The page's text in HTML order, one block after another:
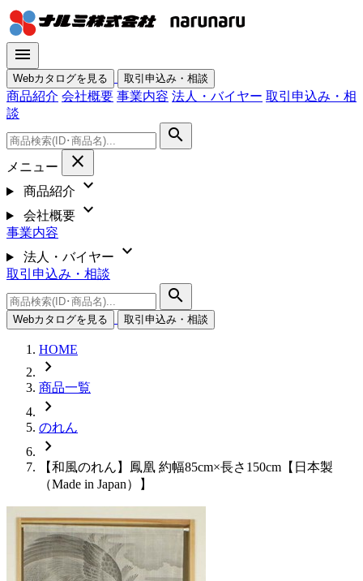
menu
Webカタログを見る 取引申込み・相談
商品紹介 会社概要 事業内容 法人・バイヤー 取引申込み・相
談
search
メニュー close
商品紹介 expand_more
会社概要 expand_more
事業内容
法人・バイヤー
expand_more
取引申込み・相談
search
Webカタログを見る 取引申込み・相談
HOME
chevron_right
商品一覧
chevron_right
のれん
chevron_right
【和風のれん】鳳凰 約幅85cm×長さ150cm【日本製
（Made in Japan）】